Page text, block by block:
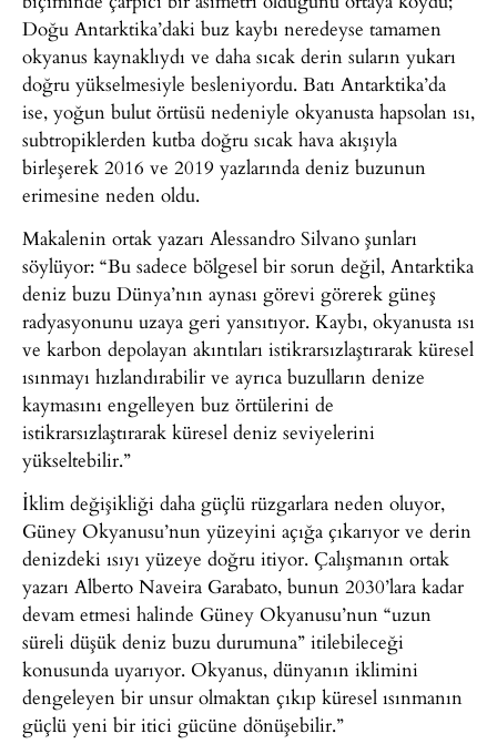
Doğu Antarktika’daki buz kaybı neredeyse tamamen
okyanus kaynaklıydı ve daha sıcak derin suların yukarı
doğru yükselmesiyle besleniyordu. Batı Antarktika’da
ise, yoğun bulut örtüsü nedeniyle okyanusta hapsolan ısı,
subtropiklerden kutba doğru sıcak hava akışıyla
birleşerek 2016 ve 2019 yazlarında deniz buzunun
erimesine neden oldu.
Makalenin ortak yazarı Alessandro Silvano şunları
söylüyor: “Bu sadece bölgesel bir sorun değil, Antarktika
deniz buzu Dünya’nın aynası görevi görerek güneş
radyasyonunu uzaya geri yansıtıyor. Kaybı, okyanusta ısı
ve karbon depolayan akıntıları istikrarsızlaştırarak küresel
ısınmayı hızlandırabilir ve ayrıca buzulların denize
kaymasını engelleyen buz örtülerini de
istikrarsızlaştırarak küresel deniz seviyelerini
yükseltebilir.”
İklim değişikliği daha güçlü rüzgarlara neden oluyor,
Güney Okyanusu’nun yüzeyini açığa çıkarıyor ve derin
denizdeki ısıyı yüzeye doğru itiyor. Çalışmanın ortak
yazarı Alberto Naveira Garabato, bunun 2030’lara kadar
devam etmesi halinde Güney Okyanusu’nun “uzun
süreli düşük deniz buzu durumuna” itilebileceği
konusunda uyarıyor. Okyanus, dünyanın iklimini
dengeleyen bir unsur olmaktan çıkıp küresel ısınmanın
güçlü yeni bir itici gücüne dönüşebilir.”